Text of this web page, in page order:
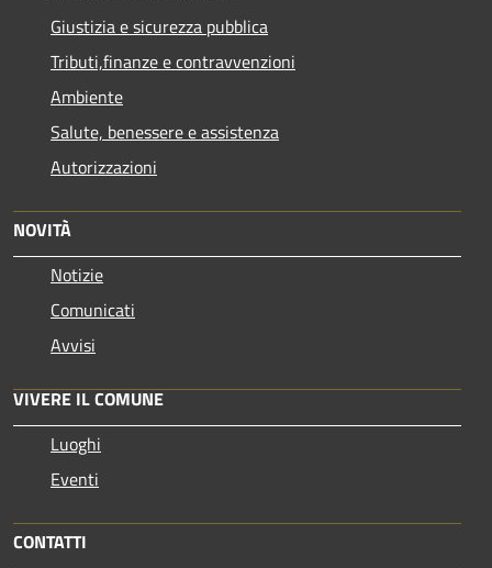
Giustizia e sicurezza pubblica
Tributi,finanze e contravvenzioni
Ambiente
Salute, benessere e assistenza
Autorizzazioni
NOVITÀ
Notizie
Comunicati
Avvisi
VIVERE IL COMUNE
Luoghi
Eventi
CONTATTI